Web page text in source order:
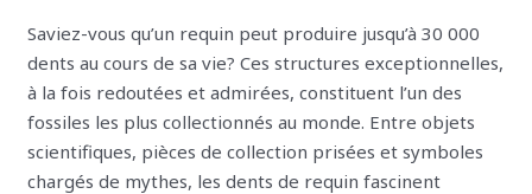
Saviez-vous qu’un requin peut produire jusqu’à 30 000
dents au cours de sa vie? Ces structures exceptionnelles,
à la fois redoutées et admirées, constituent l’un des
fossiles les plus collectionnés au monde. Entre objets
scientifiques, pièces de collection prisées et symboles
chargés de mythes, les dents de requin fascinent
collection
et
mythes